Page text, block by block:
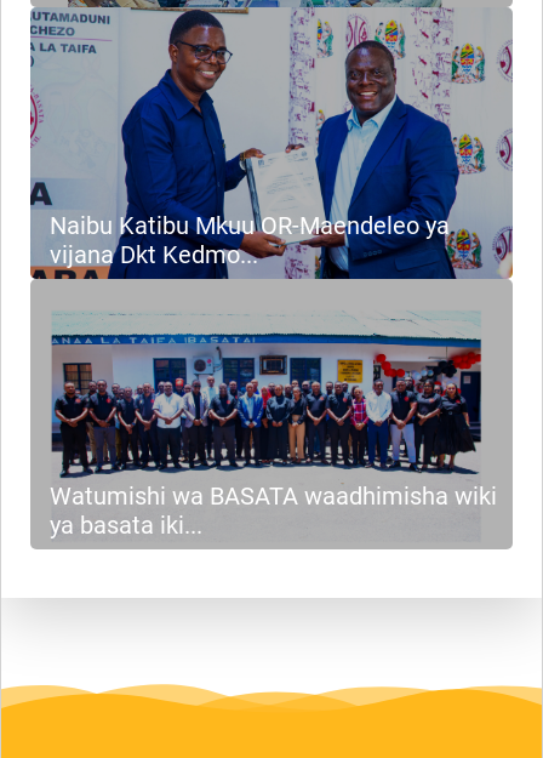
Naibu Katibu Mkuu OR-Maendeleo ya
vijana Dkt Kedmo...
Watumishi wa BASATA waadhimisha wiki
ya basata iki...